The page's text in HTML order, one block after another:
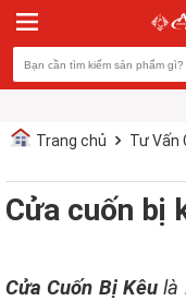
Trang chủ Tư Vấn
Cửa cuốn bị
Cửa Cuốn Bị Kêu là